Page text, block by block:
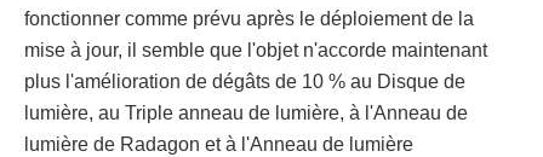
fonctionner comme prévu après le déploiement de la
mise à jour, il semble que l'objet n'accorde maintenant
plus l'amélioration de dégâts de 10 % au Disque de
lumière, au Triple anneau de lumière, à l'Anneau de
lumière de Radagon et à l'Anneau de lumière